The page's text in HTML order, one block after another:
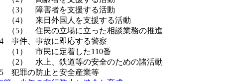
3） 障害者を支援する活動
4） 来日外国人を支援する活動
5） 住民の立場に立った相談業務の推進
事件、事故に即応する警察
1） 市民に定着した110番
2） 水上、鉄道等の安全のための諸活動
犯罪の防止と安全産業等